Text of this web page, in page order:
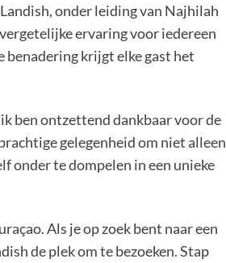
onder leiding van Najhilah
ervaring voor iedereen
benadering krijgt elke gast het
ben ontzettend dankbaar voor de
gelegenheid om niet alleen
onder te dompelen in een unieke
Als je op zoek bent naar een
de plek om te bezoeken. Stap